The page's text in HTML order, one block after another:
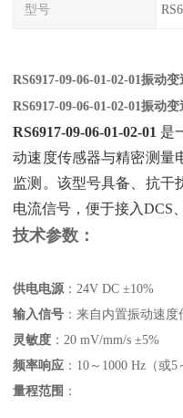
型号
RS6917-09-06-01-02-01振动
RS6917-09-06-01-02-01振动
RS6917-09-06-01-02-01
是
动速度传感器与精密测量
监测。该型号具备、抗干
电流信号，便于接入DCS
技术参数：
供电电源‌：24V DC ±10%
输入信号 ：来自内置振动速度
灵敏度 ‌：20 mV/mm/s ±5%
频率响应 ：10～1000 Hz（或
量程范围 ‌：